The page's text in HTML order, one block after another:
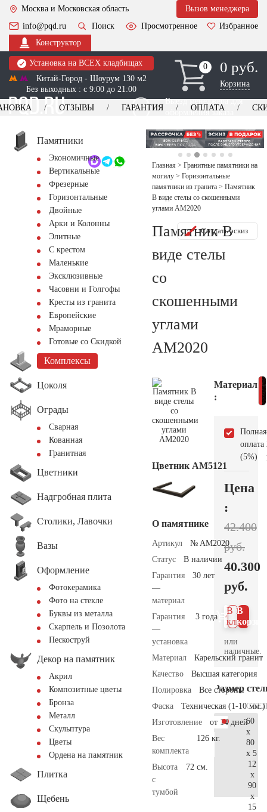
Москва и Московская область
Вызов менеджера
info@pqd.ru
Поиск Просмотренное
Избранное
Конструктор
Установка на ВСЕХ кладбищах
Китай-Город - Шоурум 130 м2
Без выходных : с 9:00 до 21:00
0
0 0 руб.
Корзина
Выезд менеджера для
оформления заказа
+7 (495) 518-44-23
Обратный звонок
ОТЗЫВЫ ГАРАНТИЯ ОПЛАТА
Памятники
Экономичные
Вертикальные
Фрезерные
Горизонтальные
Двойные
Арки и Колонны
Элитные
С крестом
Маленькие
Эксклюзивные
Часовни и Голгофы
Кресты из гранита
Европейские
Мраморные
Готовые со Скидкой
Комплексы
Цоколя
Ограды
Сварная
Кованная
Гранитная
Цветники
Надгробная плита
Столики, Лавочки
Вазы
Оформление
Фотокерамика
Фото на стекле
Буквы из металла
Скарпель и Позолота
Пескоструй
Декор на памятник
Акрил
Композитные цветы
Бронза
Металл
Скульптура
Цветы
Ордена на памятник
Плитка
Щебень
Главная > Гранитные памятники на
могилу > Горизонтальные
памятники из гранита > Памятник
В виде стелы со скошенными
углами AM2020
Памятник В
виде стелы
со
скошенными
углами
AM2020
Создать эскиз
Цветник АМ5121
О памятнике
Артикул
№ AM2020
Статус
В наличии
Гарантия
—
материал
30 лет
Гарантия
—
установка
3 года
Материал
Карельский гранит
Качество
Высшая категория
Полировка
Все стороны
Фаска
Техническая (1-10 мм.)
Изготовление
от 14 дней
Вес
комплекта
126 кг.
Высота
с
тумбой
72 см.
Материал
:
Полная
оплата
(5%)
Цена
:
42.400
руб.
40.300
руб.
В
В 1
клик
или
наличные.
Размер
60
x
80
x 5
12
x
90
x
15